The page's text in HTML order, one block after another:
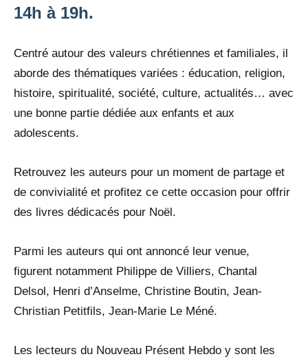
14h à 19h.
Centré autour des valeurs chrétiennes et familiales, il
aborde des thématiques variées : éducation, religion,
histoire, spiritualité, société, culture, actualités… avec
une bonne partie dédiée aux enfants et aux
adolescents.
Retrouvez les auteurs pour un moment de partage et
de convivialité et profitez ce cette occasion pour offrir
des livres dédicacés pour Noël.
Parmi les auteurs qui ont annoncé leur venue,
figurent notamment Philippe de Villiers, Chantal
Delsol, Henri d’Anselme, Christine Boutin, Jean-
Christian Petitfils, Jean-Marie Le Méné.
Les lecteurs du Nouveau Présent Hebdo y sont les